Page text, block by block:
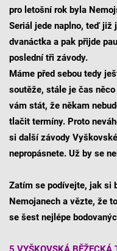
pro letošní rok byla
Seriál jede naplno, teď
dvanáctka a pak přijde
poslední tři závody.
Máme před sebou tedy
soutěže, stále je čas
vám stát, že někam
tlačit termíny. Proto
si další závody
nepropásnete. Už by se
Zatím se podívejte, jak si
Nemojanech a vězte, že
se šest nejlépe